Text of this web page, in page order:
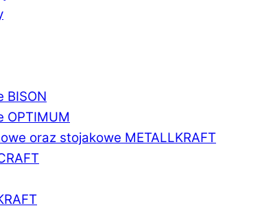
BISON
OPTIMUM
oraz stojakowe METALLKRAFT